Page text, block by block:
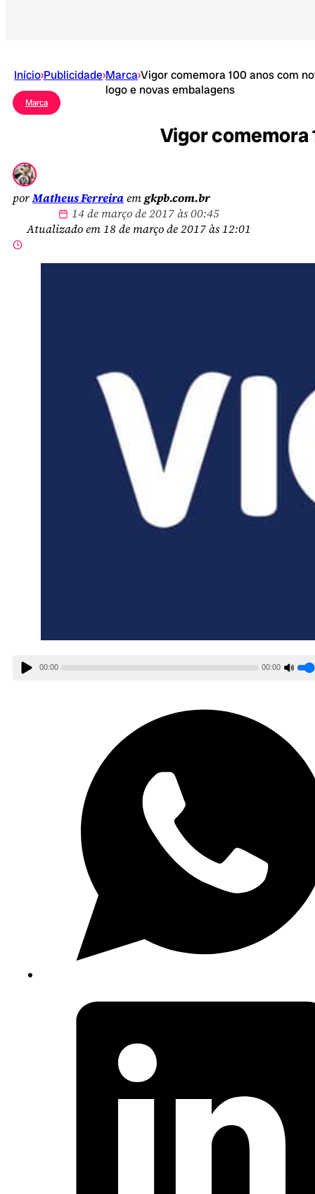
Início›Publicidade›Marca›Vigor comemora 100 anos com
logo e novas embalagens
Marca
Vigor comemora
porMatheus Ferreiraemgkpb.com.br
14 de março de 2017 às 00:45
Atualizado em 18 de março de 2017 às 12:01
00:00 00:00